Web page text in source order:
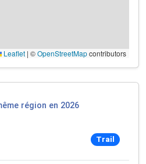
Leaflet | ©OpenStreetMapcontributors
région en 2026
Trail